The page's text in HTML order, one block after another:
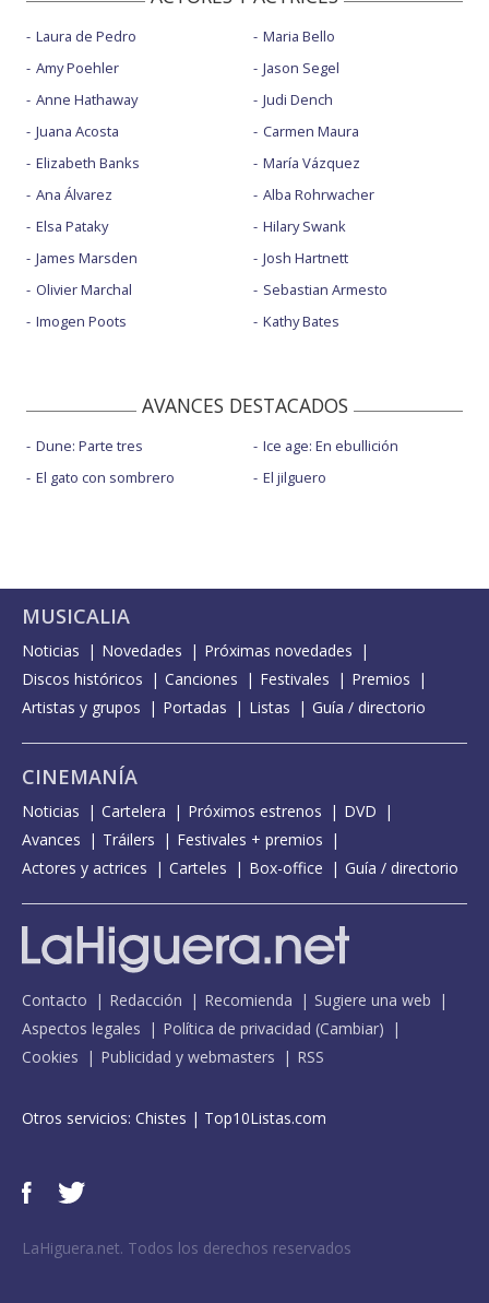
Laura de Pedro
Amy Poehler
Anne Hathaway
Juana Acosta
Elizabeth Banks
Ana Álvarez
Elsa Pataky
James Marsden
Olivier Marchal
Imogen Poots
Maria Bello
Jason Segel
Judi Dench
Carmen Maura
María Vázquez
Alba Rohrwacher
Hilary Swank
Josh Hartnett
Sebastian Armesto
Kathy Bates
AVANCES DESTACADOS
Dune: Parte tres
El gato con sombrero
Ice age: En ebullición
El jilguero
MUSICALIA
Noticias Novedades
Próximas novedades
Discos históricos
Canciones Festivales
Premios
Artistas y grupos
Portadas Listas Guía / directorio
CINEMANÍA
Noticias Cartelera Próximos estrenos
DVD
Avances
Tráilers
Festivales + premios
Actores y actrices
Carteles Box-office Guía / directorio
Contacto Redacción Recomienda
Sugiere una web
Aspectos legales
Política de privacidad (Cambiar)
Cookies
Publicidad y webmasters RSS
Otros servicios: Chistes | Top10Listas.com
LaHiguera.net. Todos los derechos reservados